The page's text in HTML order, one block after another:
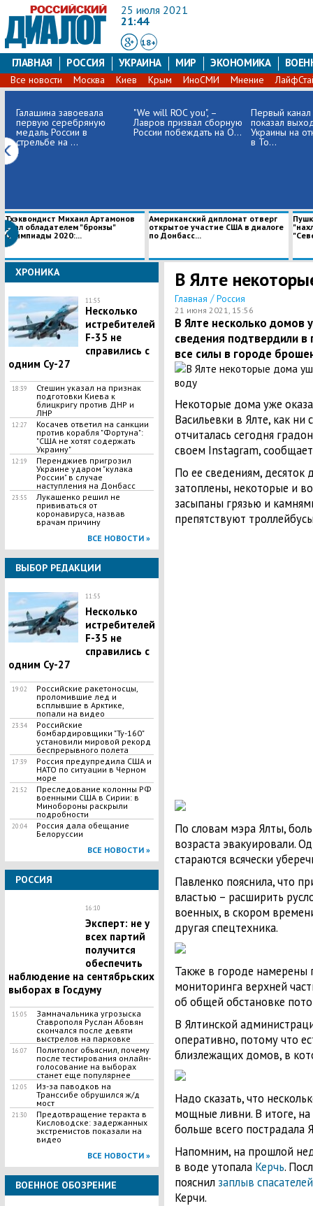
25 июля 2021
21:44
18+
ГЛАВНАЯ РОССИЯ УКРАИНА МИР ЭКОНОМИКА
Все новости Москва Киев Крым ИноСМИ Мнение
Галашина завоевала
первую серебряную
медаль России в
стрельбе на ...
"We will ROC you", –
Лавров призвал сборную
России побеждать на О...
Первый канал
показал
Украины на
в То...
Тхэквондист Михаил Артамонов
стал обладателем "бронзы"
Олимпиады 2020:...
Американский дипломат отверг
открытое участие США в диалоге
по Донбасс...
ХРОНИКА
11:55
Несколько
истребителей
F-35 не
справились с
одним Су-27
18:39
Стешин указал на признак
подготовки Киева к
блицкригу против ДНР и
ЛНР
12:27
​Косачев ответил на санкции
против корабля "Фортуна":
"США не хотят содержать
Украину"
12:19
Перенджиев пригрозил
Украине ударом "кулака
России" в случае
наступления на Донбасс
23:55
Лукашенко решил не
прививаться от
коронавируса, назвав
врачам причину
ВСЕ НОВОСТИ »
ВЫБОР РЕДАКЦИИ
11:55
Несколько
истребителей
F-35 не
справились с
одним Су-27
19:02
Российские ракетоносцы,
проломившие лед и
всплывшие в Арктике,
попали на видео
23:34
Российские
бомбардировщики "Ту-160"
установили мировой рекорд
беспрерывного полета
17:39
Россия предупредила США и
НАТО по ситуации в Черном
море
21:52
Преследование колонны РФ
военными США в Сирии: в
Минобороны раскрыли
подробности
20:04
Россия дала обещание
Белоруссии
ВСЕ НОВОСТИ »
РОССИЯ
16:10
Эксперт: не у
всех партий
получится
обеспечить
наблюдение на сентябрьских
выборах в Госдуму
15:05
Замначальника угрозыска
Ставрополя Руслан Абовян
скончался после девяти
выстрелов на парковке
16:07
Политолог объяснил, почему
после тестирования онлайн-
голосование на выборах
станет еще популярнее
12:05
Из-за паводков на
Транссибе обрушился ж/д
мост
21:30
Предотвращение теракта в
Кисловодске: задержанных
экстремистов показали на
видео
ВСЕ НОВОСТИ »
ВОЕННОЕ ОБОЗРЕНИЕ
В Ялте
Главная / Россия
21 июня 2021, 15:56
В Ялте несколько домов
сведения подтвердили в
все силы в городе
Некоторые дома уже
Васильевки в Ялте, как
отчиталась сегодня
своем Instagram,
По ее сведениям,
затоплены, некоторые и
засыпаны грязью и
препятствуют
По словам мэра Ялты,
возраста эвакуировали.
стараются всячески
Павленко пояснила, что
властью – расширить
военных, в скором
другая спецтехника.
Также в городе намерены
мониторинга верхней
об общей обстановке
В Ялтинской
оперативно, потому что
близлежащих домов, в
Надо сказать, что
мощные ливни. В итоге,
больше всего пострадала
Напомним, на прошлой
в воде утопала Керчь.
пояснил заплыв спасателей
Керчи.